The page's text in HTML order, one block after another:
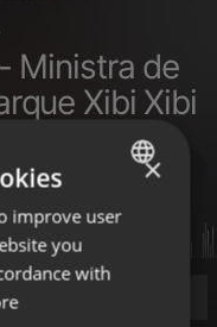
Ministra de
Xibi Xibi
ENGLISH
GERMAN
×
improve user
you
with